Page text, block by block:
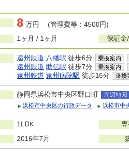
8 万円 (管理費等：4500円)
1ヶ月 / 1ヶ月 保証金
遠州鉄道 八幡駅 徒歩6分 乗換案内
遠州鉄道 助信駅 徒歩7分 乗換案内
遠州鉄道 遠州病院駅 徒歩16分 乗換
静岡県浜松市中央区野口町
周辺地図
浜松市中央区の行政データ
浜松市中
1LDK
2016年7月